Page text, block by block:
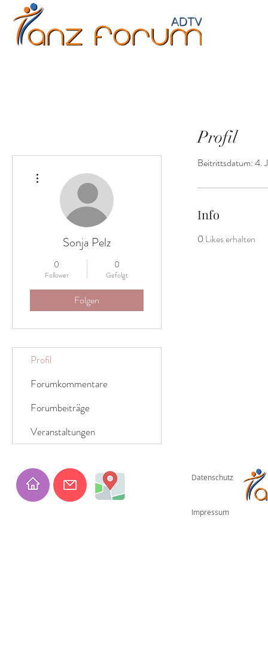
Profil
Beitrittsdatum: 4.
Info
0 Likes erhalten
Sonja Pelz
0
Follower
0
Gefolgt
Folgen
Profil
Forumkommentare
Forumbeiträge
Veranstaltungen
Datenschutz
Impressum